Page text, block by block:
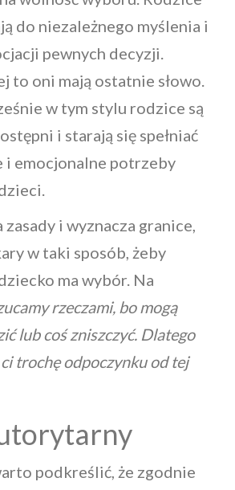
do niezależnego myślenia i
pewnych decyzji.
to oni mają ostatnie słowo.
w tym stylu rodzice są
i starają się spełniać
i emocjonalne potrzeby
i wyznacza granice,
w taki sposób, żeby
ma wybór. Na
rzeczami, bo mogą
lub coś zniszczyć. Dlatego
trochę odpoczynku od tej
podkreślić, że zgodnie